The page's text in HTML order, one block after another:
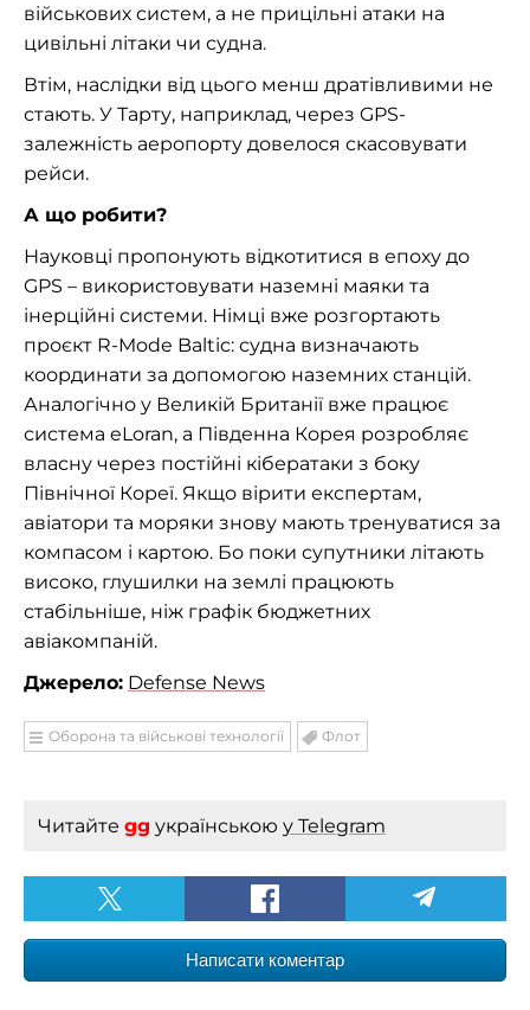
військових систем, а не прицільні атаки на
цивільні літаки чи судна.
Втім, наслідки від цього менш дратівливими не
стають. У Тарту, наприклад, через GPS-
залежність аеропорту довелося скасовувати
рейси.
А що робити?
Науковці пропонують відкотитися в епоху до
GPS – використовувати наземні маяки та
інерційні системи. Німці вже розгортають
проєкт R-Mode Baltic: судна визначають
координати за допомогою наземних станцій.
Аналогічно у Великій Британії вже працює
система eLoran, а Південна Корея розробляє
власну через постійні кібератаки з боку
Північної Кореї. Якщо вірити експертам,
авіатори та моряки знову мають тренуватися за
компасом і картою. Бо поки супутники літають
високо, глушилки на землі працюють
стабільніше, ніж графік бюджетних
авіакомпаній.
Джерело: Defense News
Оборона та військові технології Флот
Читайте gg українською у Telegram
Написати коментар